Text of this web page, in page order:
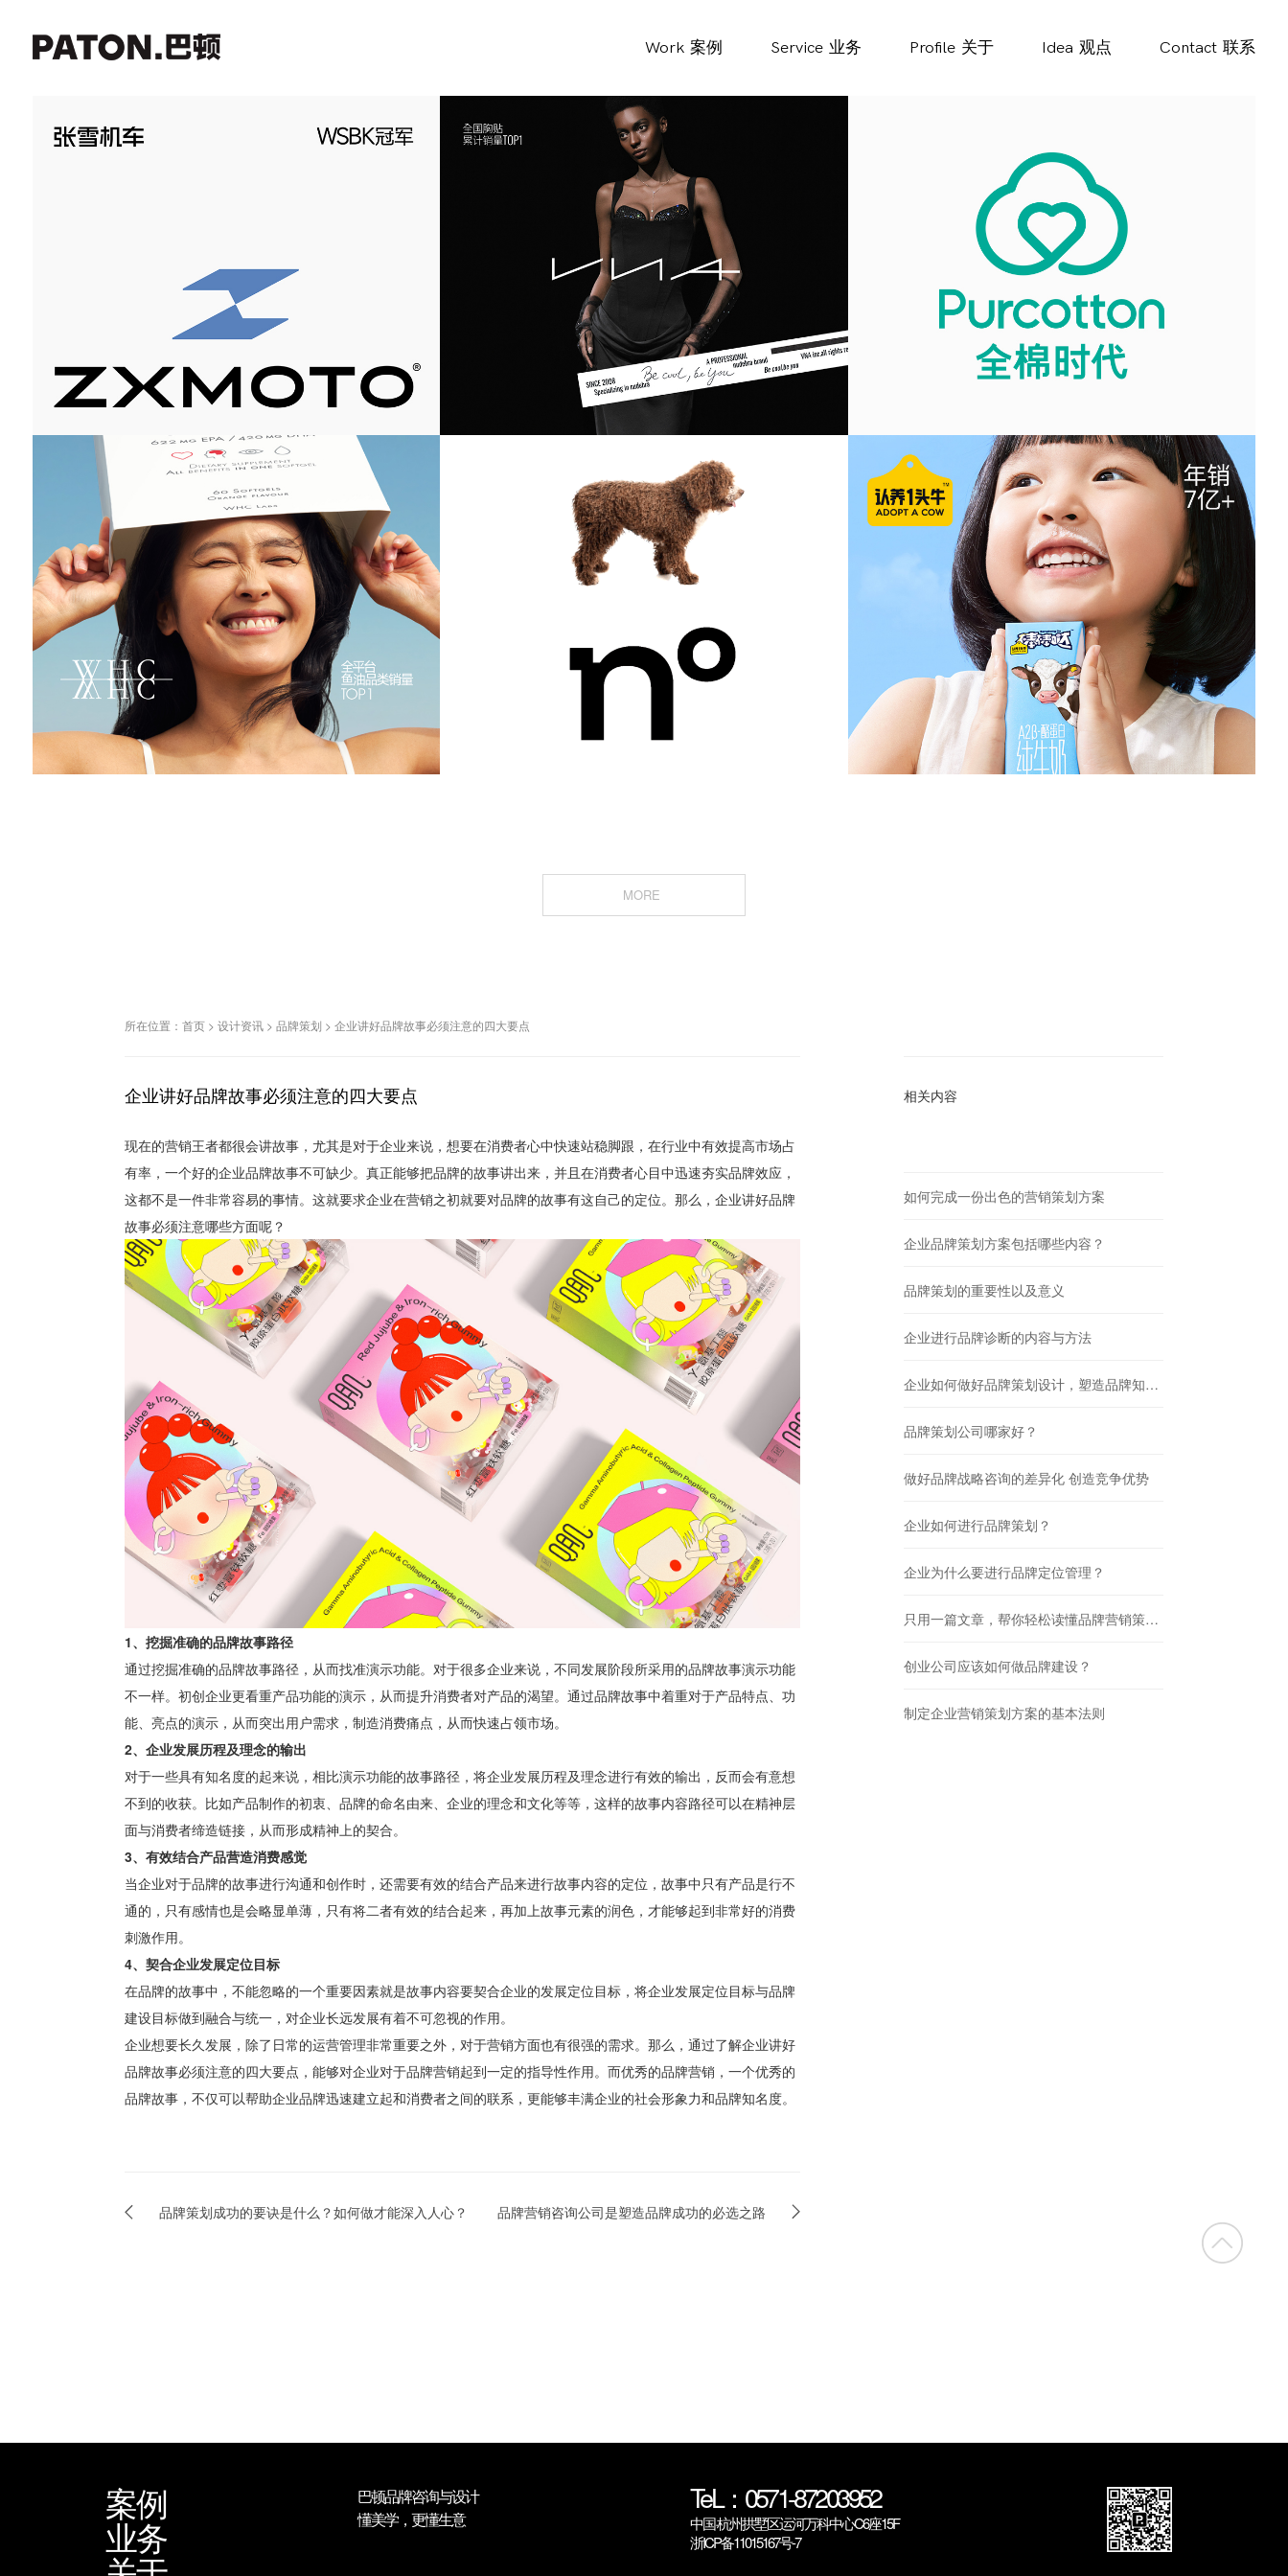
Work 案例 Service 业务 Profile 关于 Idea 观点 Contact 联系
MORE
所在位置： 首页 > 设计资讯 > 品牌策划 > 企业讲好品牌故事必须注意的四大要点
企业讲好品牌故事必须注意的四大要点
现在的营销王者都很会讲故事，尤其是对于企业来说，想要在消费者心中快速站稳脚跟，在行业中有效提高市场占
有率，一个好的企业品牌故事不可缺少。真正能够把品牌的故事讲出来，并且在消费者心目中迅速夯实品牌效应，
这都不是一件非常容易的事情。这就要求企业在营销之初就要对品牌的故事有这自己的定位。那么，企业讲好品牌
故事必须注意哪些方面呢？
1、挖掘准确的品牌故事路径
通过挖掘准确的品牌故事路径，从而找准演示功能。对于很多企业来说，不同发展阶段所采用的品牌故事演示功能
不一样。初创企业更看重产品功能的演示，从而提升消费者对产品的渴望。通过品牌故事中着重对于产品特点、功
能、亮点的演示，从而突出用户需求，制造消费痛点，从而快速占领市场。
2、企业发展历程及理念的输出
对于一些具有知名度的起来说，相比演示功能的故事路径，将企业发展历程及理念进行有效的输出，反而会有意想
不到的收获。比如产品制作的初衷、品牌的命名由来、企业的理念和文化等等，这样的故事内容路径可以在精神层
面与消费者缔造链接，从而形成精神上的契合。
3、有效结合产品营造消费感觉
当企业对于品牌的故事进行沟通和创作时，还需要有效的结合产品来进行故事内容的定位，故事中只有产品是行不
通的，只有感情也是会略显单薄，只有将二者有效的结合起来，再加上故事元素的润色，才能够起到非常好的消费
刺激作用。
4、契合企业发展定位目标
在品牌的故事中，不能忽略的一个重要因素就是故事内容要契合企业的发展定位目标，将企业发展定位目标与品牌
建设目标做到融合与统一，对企业长远发展有着不可忽视的作用。
企业想要长久发展，除了日常的运营管理非常重要之外，对于营销方面也有很强的需求。那么，通过了解企业讲好
品牌故事必须注意的四大要点，能够对企业对于品牌营销起到一定的指导性作用。而优秀的品牌营销，一个优秀的
品牌故事，不仅可以帮助企业品牌迅速建立起和消费者之间的联系，更能够丰满企业的社会形象力和品牌知名度。
品牌策划成功的要诀是什么？如何做才能深入人心？ 品牌营销咨询公司是塑造品牌成功的必选之路
相关内容
如何完成一份出色的营销策划方案
企业品牌策划方案包括哪些内容？
品牌策划的重要性以及意义
企业进行品牌诊断的内容与方法
企业如何做好品牌策划设计，塑造品牌知名度？
品牌策划公司哪家好？
做好品牌战略咨询的差异化 创造竞争优势
企业如何进行品牌策划？
企业为什么要进行品牌定位管理？
只用一篇文章，帮你轻松读懂品牌营销策划的核心内容
创业公司应该如何做品牌建设？
制定企业营销策划方案的基本法则
案例
业务
巴顿品牌咨询与设计
懂美学，更懂生意
TeL：0571-87203952
中国·杭州拱墅区运河万科中心C6座15F
浙ICP备11015167号-7